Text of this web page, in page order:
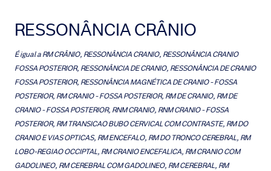
RESSONÂNCIA CRÂNIO
É igual aRM CRÂNIO, RESSONÂNCIA CRANIO, RESSONÂNCIA CRANIO
FOSSA POSTERIOR, RESSONÂNCIA DE CRANIO, RESSONÂNCIA DE CRANIO
FOSSA POSTERIOR, RESSONÂNCIA MAGNÉTICA DE CRANIO - FOSSA
POSTERIOR, RM CRANIO - FOSSA POSTERIOR, RM DE CRANIO, RM DE
CRANIO - FOSSA POSTERIOR, RNM CRANIO, RNM CRANIO - FOSSA
POSTERIOR, RM TRANSICAO BUBO CERVICAL COM CONTRASTE, RM DO
CRANIO E VIAS OPTICAS, RM ENCEFALO, RM DO TRONCO CEREBRAL, RM
LOBO-REGIAO OCCIPTAL, RM CRANIO ENCEFALICA, RM CRANIO COM
GADOLINEO, RM CEREBRAL COM GADOLINEO, RM CEREBRAL, RM